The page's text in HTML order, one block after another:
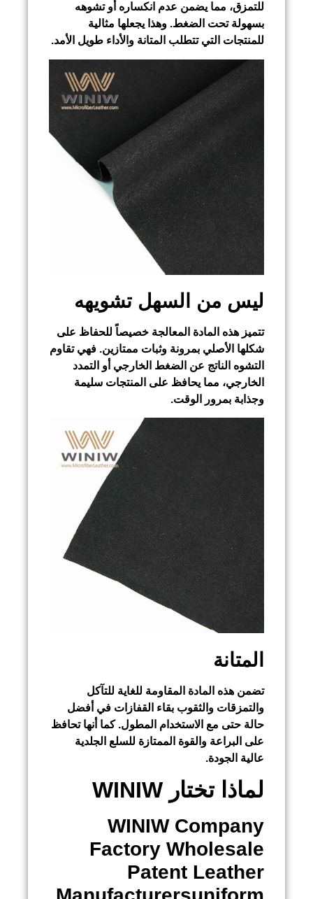
للتمزق، مما يضمن عدم انكساره أو تشوهه
بسهولة تحت الضغط. وهذا يجعلها مثالية
للمنتجات التي تتطلب المتانة والأداء طويل الأمد.
ليس من السهل تشويهه
تتميز هذه المادة المعالجة خصيصاً للحفاظ على
شكلها الأصلي بمرونة وثبات ممتازين. فهي تقاوم
التشوه الناتج عن الضغط الخارجي أو التمدد
الخارجي، مما يحافظ على المنتجات سليمة
وجذابة بمرور الوقت.
المتانة
تضمن هذه المادة المقاومة للغاية للتآكل
والتمزقات والثقوب بقاء القفازات في أفضل
حالة حتى مع الاستخدام المطول. كما أنها تحافظ
على البراعة والقوة الممتازة للسلع الجلدية
عالية الجودة.
لماذا تختار WINIW
WINIW Company
Factory Wholesale
Patent Leather